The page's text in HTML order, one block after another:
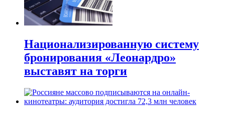
Национализированную систему
бронирования «Леонардро»
выставят на торги